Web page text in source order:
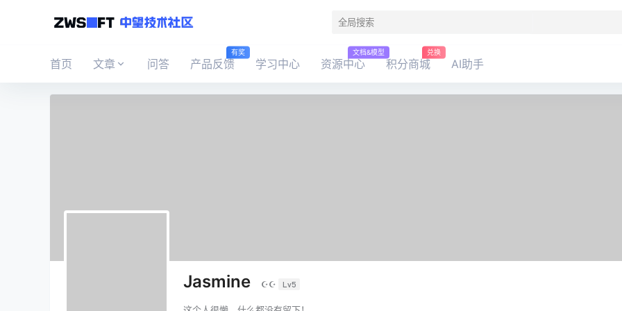
首页 文章 问答 产品反馈
有奖
学习中心 资源中心
文档&模型
积分商城
兑换
AI助手
Jasmine ☪☪ Lv5